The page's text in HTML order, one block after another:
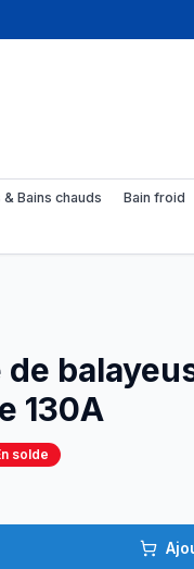
& Bains chauds Bain froid
de
130A
solde